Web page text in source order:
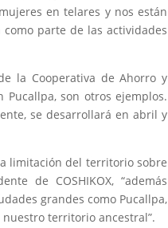
en telares y nos están
parte de las actividades
la Cooperativa de Ahorro y
Pucallpa, son otros ejemplos.
se desarrollará en abril y
limitación del territorio sobre
de COSHIKOX, “además
grandes como Pucallpa,
territorio ancestral”.